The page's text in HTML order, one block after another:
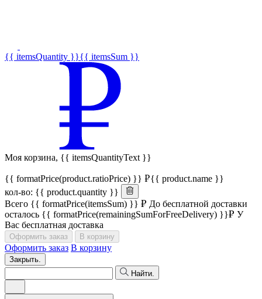
{{ itemsQuantity }}{{ itemsSum }}
Моя корзина, {{ itemsQuantityText }}
{{ formatPrice(product.ratioPrice) }}
{{ product.name }}
кол-во: {{ product.quantity }}
Всего {{ formatPrice(itemsSum) }}
До бесплатной доставки
осталось {{ formatPrice(remainingSumForFreeDelivery) }}
У
Вас бесплатная доставка
Оформить заказ В корзину
Оформить заказ В корзину
Закрыть.
Найти.